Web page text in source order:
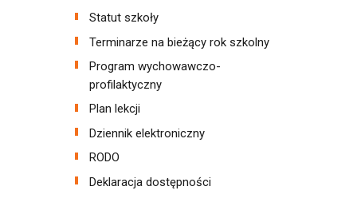
Statut szkoły
Terminarze na bieżący rok szkolny
Program wychowawczo-
profilaktyczny
Plan lekcji
Dziennik elektroniczny
RODO
Deklaracja dostępności